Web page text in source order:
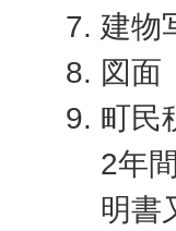
建物
図面
町民
2年
明書